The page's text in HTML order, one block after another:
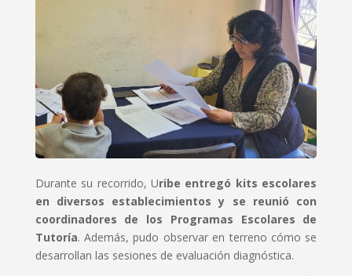
Durante su recorrido, Uribe entregó kits escolares
en diversos establecimientos y se reunió con
coordinadores de los Programas Escolares de
Tutoría. Además, pudo observar en terreno cómo se
desarrollan las sesiones de evaluación diagnóstica.